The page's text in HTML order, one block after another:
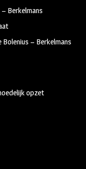
– Berkelmans
Bolenius – Berkelmans
opzet